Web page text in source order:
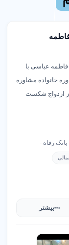
عباسی با
خانواده مشاوره
ازدواج شکست
رفاه -
بیشتر